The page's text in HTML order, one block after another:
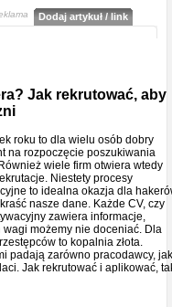
Dodaj artykuł / link
Jak rekrutować, aby
roku to dla wielu osób dobry
na rozpoczęcie poszukiwania
wiele firm otwiera wtedy
Niestety procesy
to idealna okazja dla
nasze dane. Każde CV, czy
zawiera informacje,
wagi możemy nie doceniać. Dla
to kopalnia złota.
padają zarówno pracodawcy,
Jak rekrutować i aplikować,